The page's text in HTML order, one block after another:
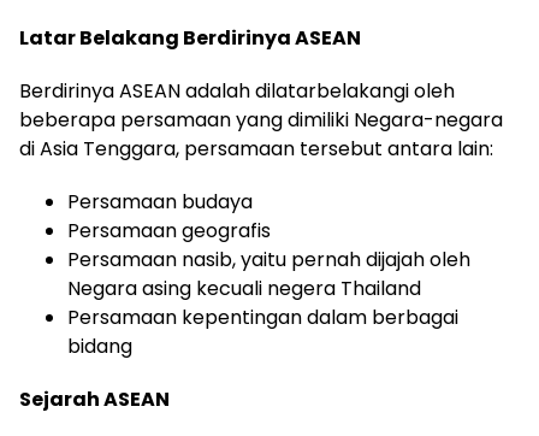
Latar Belakang Berdirinya ASEAN
Berdirinya ASEAN adalah dilatarbelakangi oleh
beberapa persamaan yang dimiliki Negara-negara
di Asia Tenggara, persamaan tersebut antara lain:
Persamaan budaya
Persamaan geografis
Persamaan nasib, yaitu pernah dijajah oleh
Negara asing kecuali negera Thailand
Persamaan kepentingan dalam berbagai
bidang
Sejarah ASEAN